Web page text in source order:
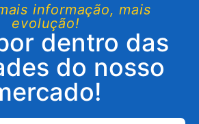
informação, mais
evolução!
dentro das
do nosso